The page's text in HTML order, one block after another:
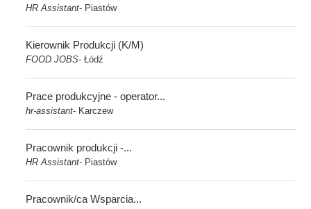
HR Assistant- Piastów
Kierownik Produkcji (K/M)
FOOD JOBS-Łódź
Prace produkcyjne - operator...
hr-assistant- Karczew
Pracownik produkcji -...
HR Assistant- Piastów
Pracownik/ca Wsparcia...